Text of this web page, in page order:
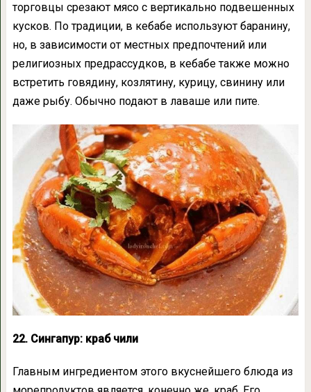
торговцы срезают мясо с вертикально подвешенных
кусков. По традиции, в кебабе используют баранину,
но, в зависимости от местных предпочтений или
религиозных предрассудков, в кебабе также можно
встретить говядину, козлятину, курицу, свинину или
даже рыбу. Обычно подают в лаваше или пите.
22. Сингапур: краб чили
Главным ингредиентом этого вкуснейшего блюда из